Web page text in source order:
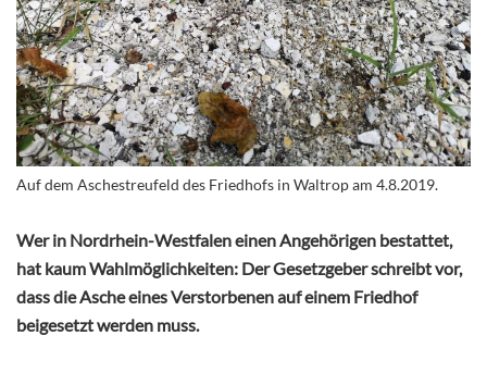
Auf dem Aschestreufeld des Friedhofs in Waltrop am 4.8.2019.
Wer in Nordrhein-Westfalen einen Angehörigen bestattet,
hat kaum Wahlmöglichkeiten: Der Gesetzgeber schreibt vor,
dass die Asche eines Verstorbenen auf einem Friedhof
beigesetzt werden muss.